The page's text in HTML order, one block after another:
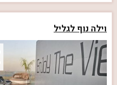
וילה נוף לגליל